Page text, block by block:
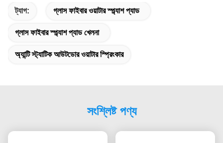
ট্যাগ: গ্লাস ফাইবার ওয়াটার স্প্ল্যাশ প্যাড
গ্লাস ফাইবার স্প্ল্যাশ প্যাড খেলনা
অ্যান্টি স্ট্যাটিক আউটডোর ওয়াটার স্প্রিংকার
সংশ্লিষ্ট পণ্য